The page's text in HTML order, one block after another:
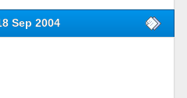
Sep 2004